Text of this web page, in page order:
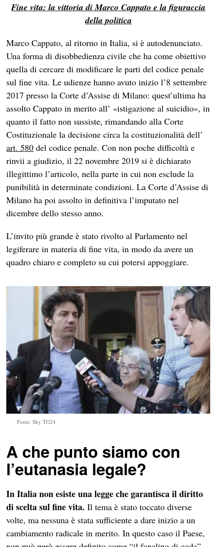
Fine vita: la vittoria di Marco Cappato e la figuraccia
della politica
Marco Cappato, al ritorno in Italia, si è autodenunciato.
Una forma di disobbedienza civile che ha come obiettivo
quella di cercare di modificare le parti del codice penale
sul fine vita. Le udienze hanno avuto inizio l’8 settembre
2017 presso la Corte d’Assise di Milano: quest’ultima ha
assolto Cappato in merito all’ «istigazione al suicidio», in
quanto il fatto non sussiste, rimandando alla Corte
Costituzionale la decisione circa la costituzionalità dell’
art. 580 del codice penale. Con non poche difficoltà e
rinvii a giudizio, il 22 novembre 2019 si è dichiarato
illegittimo l’articolo, nella parte in cui non esclude la
punibilità in determinate condizioni. La Corte d’Assise di
Milano ha poi assolto in definitiva l’imputato nel
dicembre dello stesso anno.
L’invito più grande è stato rivolto al Parlamento nel
legiferare in materia di fine vita, in modo da avere un
quadro chiaro e completo su cui potersi appoggiare.
Fonte: Sky TG24
A che punto siamo con
l’eutanasia legale?
In Italia non esiste una legge che garantisca il diritto
di scelta sul fine vita.Il tema è stato toccato diverse
volte, ma nessuna è stata sufficiente a dare inizio a un
cambiamento radicale in merito. In questo caso il Paese,